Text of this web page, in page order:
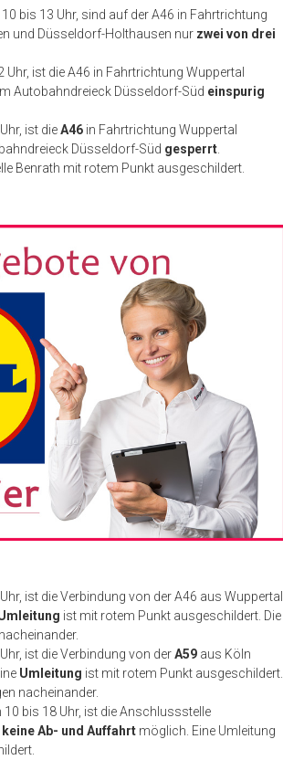
10 bis 13 Uhr, sind auf der A46 in Fahrtrichtung
und Düsseldorf-Holthausen nur zwei von drei
Uhr, ist die A46 in Fahrtrichtung Wuppertal
Autobahndreieck Düsseldorf-Süd einspurig
ist dieA46 in Fahrtrichtung Wuppertal
Düsseldorf-Süd gesperrt
Benrath mit rotem Punkt ausgeschildert.
ist die Verbindung von der A46 aus Wuppertal
ist mit rotem Punkt ausgeschildert. Die
ist die Verbindung von derA59 aus Köln
Umleitung ist mit rotem Punkt ausgeschildert.
nacheinander.
10 bis 18 Uhr, ist die Anschlussstelle
keine Ab- und Auffahrt möglich. Eine Umleitung